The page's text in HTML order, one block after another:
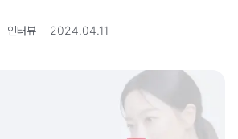
인터뷰 2024.04.11